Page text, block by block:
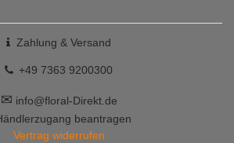
Zahlung & Versand
+49 7363 9200300
✉ info@floral-Direkt.de
beantragen
Vertrag widerrufen